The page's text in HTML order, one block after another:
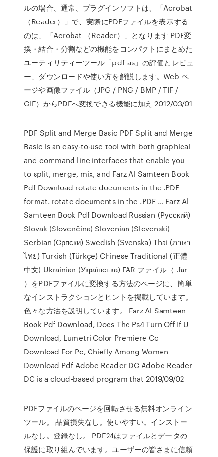
ルの場合、通常、プラグインソフトは、「Acrobat
（Reader）」で、実際にPDFファイルを表示する
のは、「Acrobat （Reader）」となります PDF変
換・結合・分割などの機能をコンパクトにまとめた
ユーティリティーツール「pdf_as」の評価とレビュ
ー、ダウンロードや使い方を解説します。Web ペ
ージや画像ファイル（JPG / PNG / BMP / TIF /
GIF）からPDFへ変換できる機能に加え 2012/03/01
PDF Split and Merge Basic PDF Split and Merge
Basic is an easy-to-use tool with both graphical
and command line interfaces that enable you
to split, merge, mix, and Farz Al Samteen Book
Pdf Download rotate documents in the .PDF
format. rotate documents in the .PDF … Farz Al
Samteen Book Pdf Download Russian (Русский)
Slovak (Slovenčina) Slovenian (Slovenski)
Serbian (Cрпски) Swedish (Svenska) Thai (ภาษา
ไทย) Turkish (Türkçe) Chinese Traditional (正體
中文) Ukrainian (Українська) FAR ファイル（ .far
）をPDFファイルに変換する方法のページに、簡単
なインストラクションとヒントを掲載しています。
色々な方法を説明しています。 Farz Al Samteen
Book Pdf Download, Does The Ps4 Turn Off If U
Download, Lumetri Color Premiere Cc
Download For Pc, Chiefly Among Women
Download Pdf Adobe Reader DC Adobe Reader
DC is a cloud-based program that 2019/09/02
PDFファイルのページを回転させる無料オンライン
ツール。 品質損失なし。使いやすい。インストー
ルなし。登録なし。 PDF24はファイルとデータの
保護に取り組んでいます。ユーザーの皆さまに信頼